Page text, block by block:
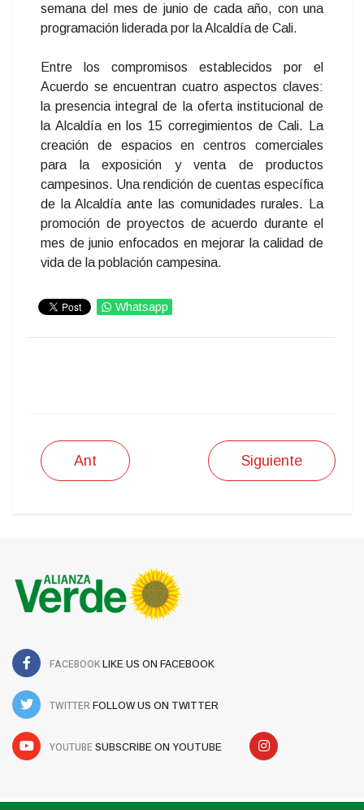
semana del mes de junio de cada año, con una
programación liderada por la Alcaldía de Cali.
Entre los compromisos establecidos por el
Acuerdo se encuentran cuatro aspectos claves:
la presencia integral de la oferta institucional de
la Alcaldía en los 15 corregimientos de Cali. La
creación de espacios en centros comerciales
para la exposición y venta de productos
campesinos. Una rendición de cuentas específica
de la Alcaldía ante las comunidades rurales. La
promoción de proyectos de acuerdo durante el
mes de junio enfocados en mejorar la calidad de
vida de la población campesina.
Whatsapp
Ant Siguiente
FACEBOOK LIKE US ON FACEBOOK
TWITTER FOLLOW US ON TWITTER
YOUTUBE SUBSCRIBE ON YOUTUBE